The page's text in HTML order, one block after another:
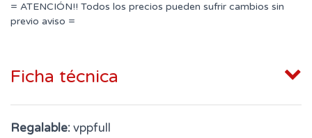
= ATENCIÓN!! Todos los precios pueden sufrir cambios sin
previo aviso =
Ficha técnica
Regalable:vppfull